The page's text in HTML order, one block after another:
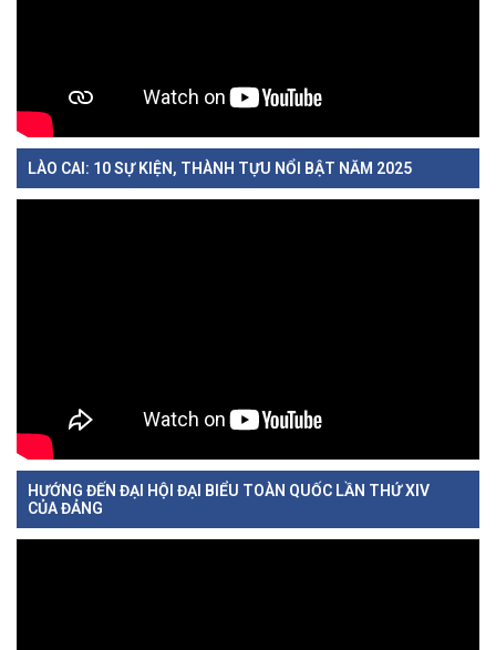
LÀO CAI: 10 SỰ KIỆN, THÀNH TỰU NỔI BẬT NĂM 2025
HƯỚNG ĐẾN ĐẠI HỘI ĐẠI BIỂU TOÀN QUỐC LẦN THỨ XIV
CỦA ĐẢNG